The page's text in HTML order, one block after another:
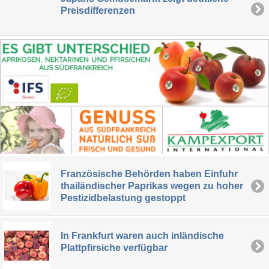
Preisdifferenzen
Französische Behörden haben Einfuhr
thailändischer Paprikas wegen zu hoher
Pestizidbelastung gestoppt
In Frankfurt waren auch inländische
Plattpfirsiche verfügbar